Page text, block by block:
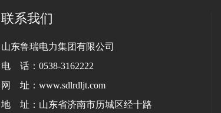
联系我们
山东鲁瑞电力集团有限公司
电 话：0538-3162222
网 址：www.sdlrdljt.com
地 址：山东省济南市历城区经十路